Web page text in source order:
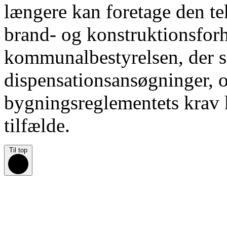
længere kan foretage den
brand- og
kommunalbestyrelsen, der
dispensationsansøgninger,
bygningsreglementets
tilfælde.
Til top